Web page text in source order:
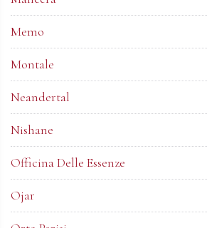
Memo
Montale
Neandertal
Nishane
Officina Delle Essenze
Ojar